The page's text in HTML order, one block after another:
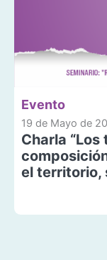
Evento
19 de Mayo de
Charla
el territorio,